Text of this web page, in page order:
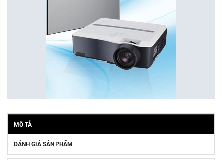
MÔ TẢ
ĐÁNH GIÁ SẢN PHẨM